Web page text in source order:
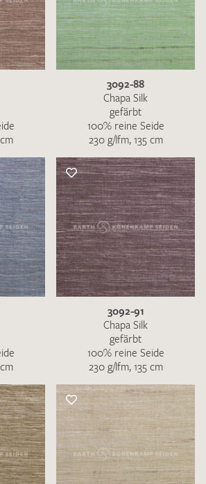
3092-88
Chapa Silk
gefärbt
100% reine Seide
230 g/lfm, 135 cm
3092-91
Chapa Silk
gefärbt
100% reine Seide
230 g/lfm, 135 cm